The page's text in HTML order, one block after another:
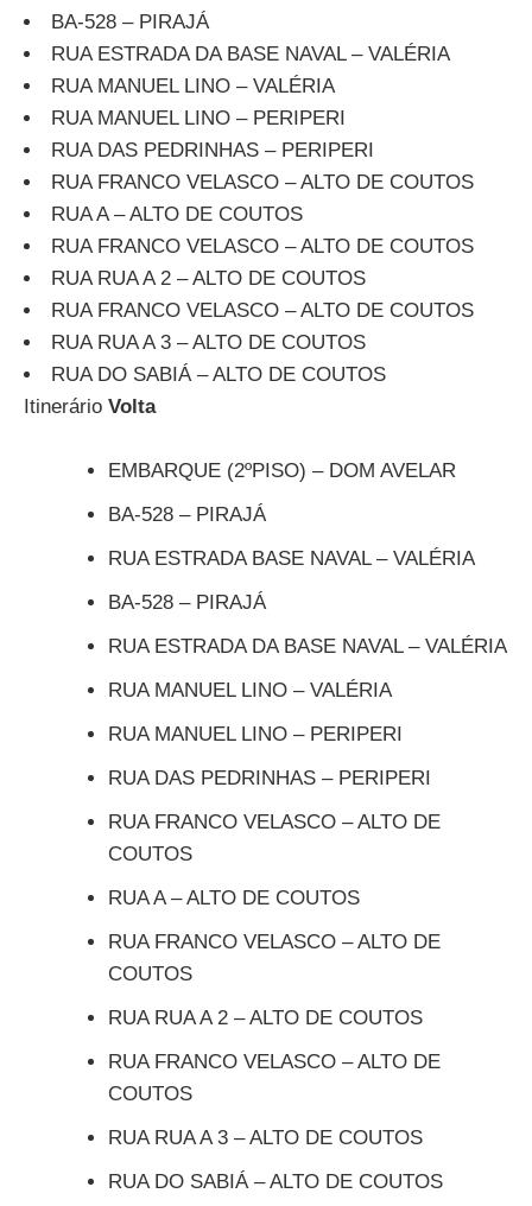
BA-528 – PIRAJÁ
RUA ESTRADA DA BASE NAVAL – VALÉRIA
RUA MANUEL LINO – VALÉRIA
RUA MANUEL LINO – PERIPERI
RUA DAS PEDRINHAS – PERIPERI
RUA FRANCO VELASCO – ALTO DE COUTOS
RUA A – ALTO DE COUTOS
RUA FRANCO VELASCO – ALTO DE COUTOS
RUA RUA A 2 – ALTO DE COUTOS
RUA FRANCO VELASCO – ALTO DE COUTOS
RUA RUA A 3 – ALTO DE COUTOS
RUA DO SABIÁ – ALTO DE COUTOS
Itinerário Volta
EMBARQUE (2ºPISO) – DOM AVELAR
BA-528 – PIRAJÁ
RUA ESTRADA BASE NAVAL – VALÉRIA
BA-528 – PIRAJÁ
RUA ESTRADA DA BASE NAVAL – VALÉRIA
RUA MANUEL LINO – VALÉRIA
RUA MANUEL LINO – PERIPERI
RUA DAS PEDRINHAS – PERIPERI
RUA FRANCO VELASCO – ALTO DE
COUTOS
RUA A – ALTO DE COUTOS
RUA FRANCO VELASCO – ALTO DE
COUTOS
RUA RUA A 2 – ALTO DE COUTOS
RUA FRANCO VELASCO – ALTO DE
COUTOS
RUA RUA A 3 – ALTO DE COUTOS
RUA DO SABIÁ – ALTO DE COUTOS